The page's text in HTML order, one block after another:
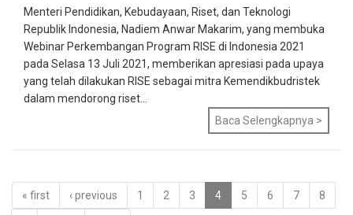
Menteri Pendidikan, Kebudayaan, Riset, dan Teknologi
Republik Indonesia, Nadiem Anwar Makarim, yang membuka
Webinar Perkembangan Program RISE di Indonesia 2021
pada Selasa 13 Juli 2021, memberikan apresiasi pada upaya
yang telah dilakukan RISE sebagai mitra Kemendikbudristek
dalam mendorong riset...
Baca Selengkapnya >
« first ‹ previous 1 2 3 4 5 6 7 8